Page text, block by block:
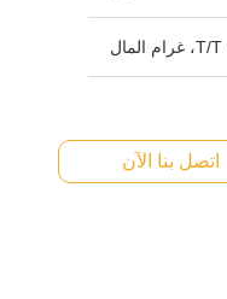
اتصل بنا الآن